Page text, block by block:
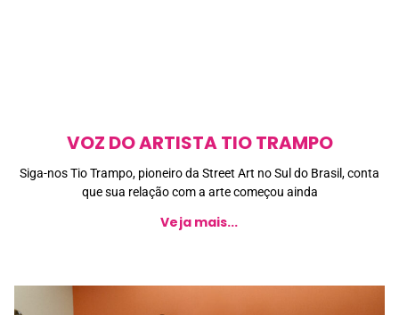
VOZ DO ARTISTA TIO TRAMPO
Siga-nos Tio Trampo, pioneiro da Street Art no Sul do Brasil, conta
que sua relação com a arte começou ainda
Veja mais...